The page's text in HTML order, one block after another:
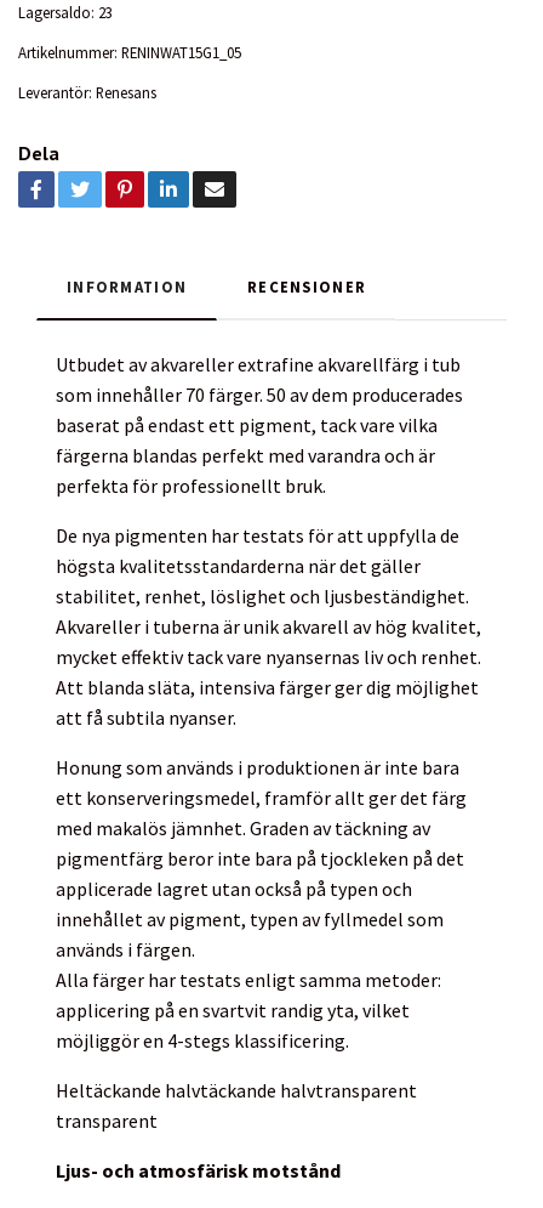
Lagersaldo: 23
Artikelnummer: RENINWAT15G1_05
Leverantör: Renesans
Dela
INFORMATION RECENSIONER
Utbudet av akvareller extrafine akvarellfärg i tub
som innehåller 70 färger. 50 av dem producerades
baserat på endast ett pigment, tack vare vilka
färgerna blandas perfekt med varandra och är
perfekta för professionellt bruk.
De nya pigmenten har testats för att uppfylla de
högsta kvalitetsstandarderna när det gäller
stabilitet, renhet, löslighet och ljusbeständighet.
Akvareller i tuberna är unik akvarell av hög kvalitet,
mycket effektiv tack vare nyansernas liv och renhet.
Att blanda släta, intensiva färger ger dig möjlighet
att få subtila nyanser.
Honung som används i produktionen är inte bara
ett konserveringsmedel, framför allt ger det färg
med makalös jämnhet. Graden av täckning av
pigmentfärg beror inte bara på tjockleken på det
applicerade lagret utan också på typen och
innehållet av pigment, typen av fyllmedel som
används i färgen.
Alla färger har testats enligt samma metoder:
applicering på en svartvit randig yta, vilket
möjliggör en 4-stegs klassificering.
Heltäckande halvtäckande halvtransparent
transparent
Ljus- och atmosfärisk motstånd